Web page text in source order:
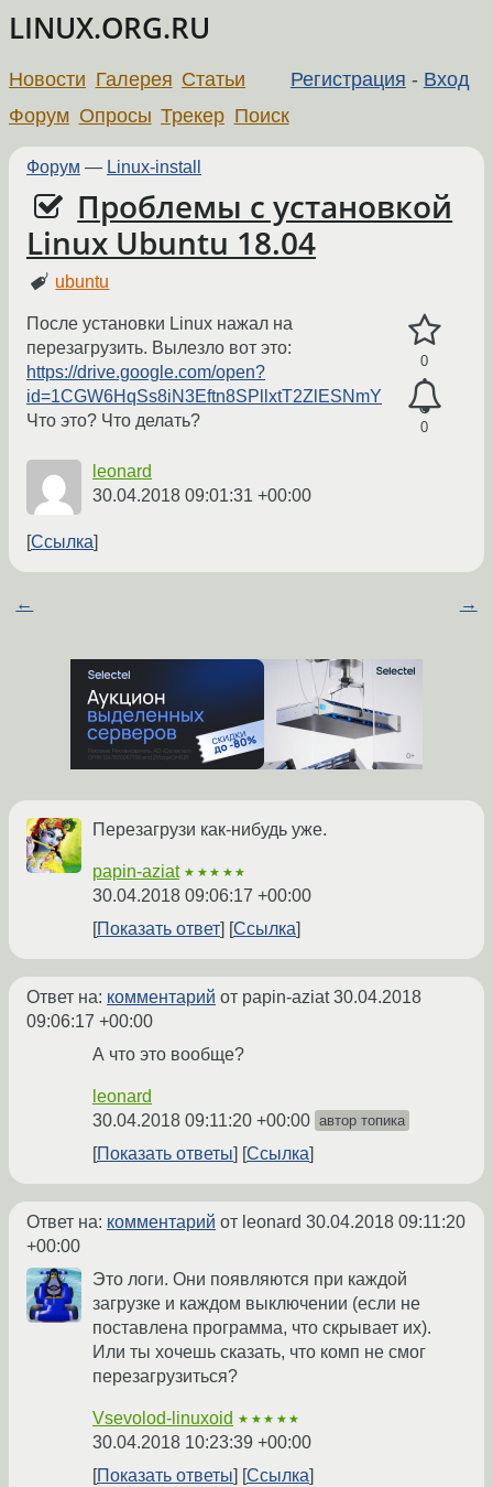
LINUX.ORG.RU
Регистрация - Вход
Новости Галерея Статьи
Форум Опросы Трекер Поиск
Форум — Linux-install
Проблемы с установкой
Linux Ubuntu 18.04
ubuntu
0
0
После установки Linux нажал на
перезагрузить. Вылезло вот это:
https://drive.google.com/open?
id=1CGW6HqSs8iN3Eftn8SPllxtT2ZlESNmY
Что это? Что делать?
leonard
30.04.2018 09:01:31 +00:00
Ссылка
← →
Перезагрузи как-нибудь уже.
papin-aziat ★★★★★
30.04.2018 09:06:17 +00:00
Показать ответ
Ссылка
Ответ на: комментарий от papin-aziat30.04.2018
09:06:17 +00:00
А что это вообще?
leonard
30.04.2018 09:11:20 +00:00 автор топика
Показать ответы Ссылка
Ответ на: комментарий от leonard 30.04.2018 09:11:20
+00:00
Это логи. Они появляются при каждой
загрузке и каждом выключении (если не
поставлена программа, что скрывает их).
Или ты хочешь сказать, что комп не смог
перезагрузиться?
Vsevolod-linuxoid ★★★★★
30.04.2018 10:23:39 +00:00
Показать ответы
Ссылка